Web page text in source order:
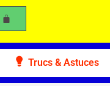
Trucs & Astuces